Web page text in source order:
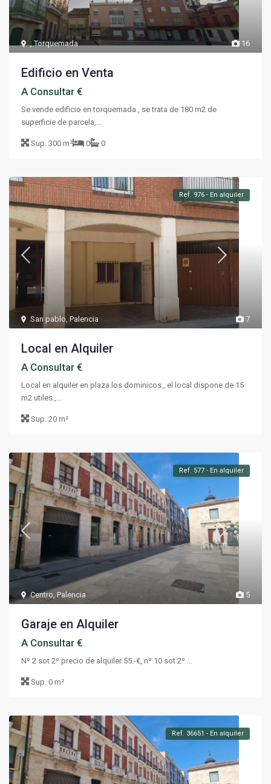
16
,Torquemada
Edificio en Venta
A Consultar €
Se vende edificio en torquemada., se trata de 180 m2 de
superficie de parcela,...
Sup.300 m² 0 0
7
San pablo,Palencia
Ref. 976 - En alquiler
Local en Alquiler
A Consultar €
Local en alquiler en plaza los dominicos., el local dispone de 15
m2 utiles.,...
Sup.20 m²
5
Centro,Palencia
Ref. 577 - En alquiler
Garaje en Alquiler
A Consultar €
Nº 2 sot 2º precio de alquiler 55.-€, nº 10 sot 2º ...
Sup.0 m²
Ref. 36651 - En alquiler